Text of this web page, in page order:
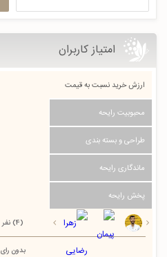
امتیاز کاربران
ارزش خرید نسبت به قیمت
محبوبیت رایحه
طراحی و بسته بندی
ماندگاری رایحه
پخش رایحه
(4) نفر
بدون رای